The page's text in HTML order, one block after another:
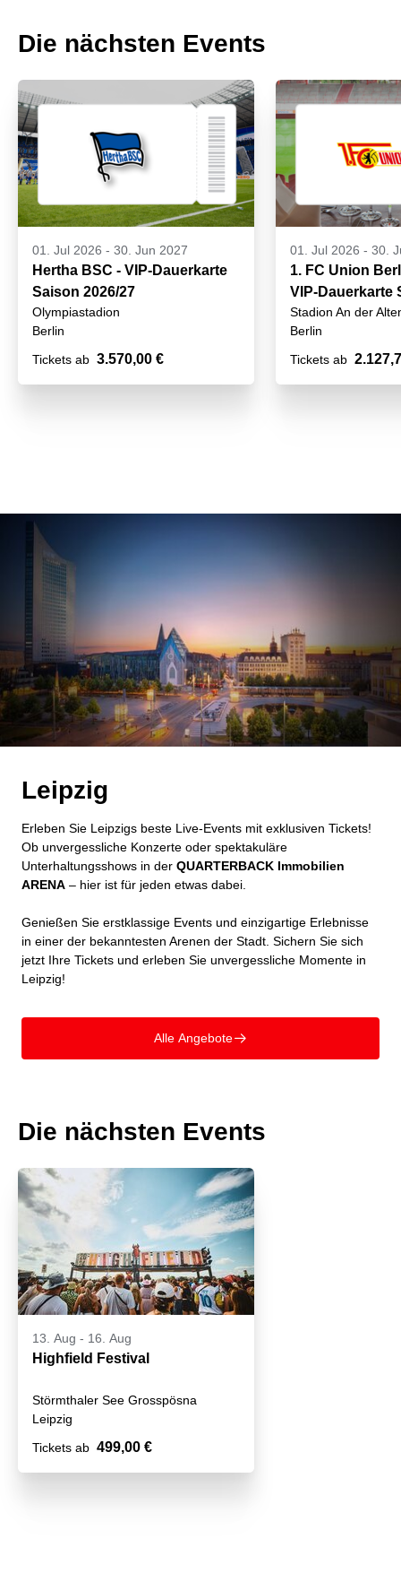
Die nächsten Events
01. Jul 2026 - 30. Jun 2027
Hertha BSC - VIP-Dauerkarte
Saison 2026/27
Olympiastadion
Berlin
Tickets ab 3.570,00 €
01. Jul 2026 - 30.
1. FC Union
VIP-Dauerkarte
2026/27
Stadion An der
Berlin
Tickets ab
Leipzig
Erleben Sie Leipzigs beste Live-Events mit exklusiven Tickets!
Ob unvergessliche Konzerte oder spektakuläre
Unterhaltungsshows in der QUARTERBACK Immobilien
ARENA – hier ist für jeden etwas dabei.
Genießen Sie erstklassige Events und einzigartige Erlebnisse
in einer der bekanntesten Arenen der Stadt. Sichern Sie sich
jetzt Ihre Tickets und erleben Sie unvergessliche Momente in
Leipzig!
Alle Angebote􀄫
Die nächsten Events
13. Aug - 16. Aug
Highfield Festival
Störmthaler See Grosspösna
Leipzig
Tickets ab 499,00 €